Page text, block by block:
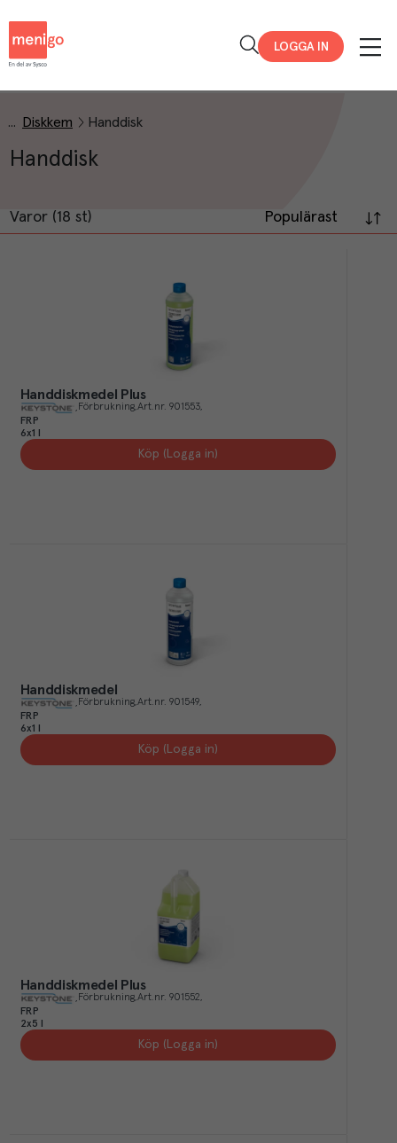
LOGGA IN
Diskkem Handdisk
Handdisk
Varor (18 st) Populärast
Handdiskmedel Plus
Förbrukning Art.nr. 901553
FRP
6x1 l
Köp (Logga in)
Handdiskmedel
Förbrukning Art.nr. 901549
FRP
6x1 l
Köp (Logga in)
Handdiskmedel Plus
Förbrukning Art.nr. 901552
FRP
2x5 l
Köp (Logga in)